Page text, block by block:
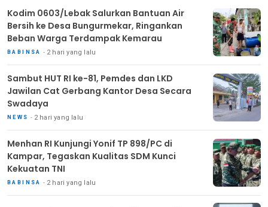
Kodim 0603/Lebak Salurkan Bantuan Air
Bersih ke Desa Bungurmekar, Ringankan
Beban Warga Terdampak Kemarau
BABINSA 2 hari yang lalu
Sambut HUT RI ke-81, Pemdes dan LKD
Jawilan Cat Gerbang Kantor Desa Secara
Swadaya
NEWS 2 hari yang lalu
Menhan RI Kunjungi Yonif TP 898/PC di
Kampar, Tegaskan Kualitas SDM Kunci
Kekuatan TNI
BABINSA 2 hari yang lalu